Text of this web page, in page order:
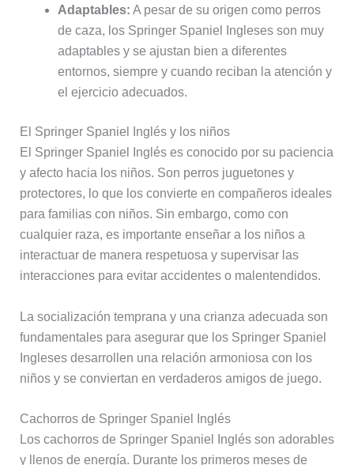
Adaptables: A pesar de su origen como perros
de caza, los Springer Spaniel Ingleses son muy
adaptables y se ajustan bien a diferentes
entornos, siempre y cuando reciban la atención y
el ejercicio adecuados.
El Springer Spaniel Inglés y los niños
El Springer Spaniel Inglés es conocido por su paciencia
y afecto hacia los niños. Son perros juguetones y
protectores, lo que los convierte en compañeros ideales
para familias con niños. Sin embargo, como con
cualquier raza, es importante enseñar a los niños a
interactuar de manera respetuosa y supervisar las
interacciones para evitar accidentes o malentendidos.
La socialización temprana y una crianza adecuada son
fundamentales para asegurar que los Springer Spaniel
Ingleses desarrollen una relación armoniosa con los
niños y se conviertan en verdaderos amigos de juego.
Cachorros de Springer Spaniel Inglés
Los cachorros de Springer Spaniel Inglés son adorables
y llenos de energía. Durante los primeros meses de